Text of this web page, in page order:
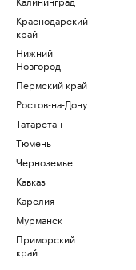
Краснодарский
край
Нижний
Новгород
Пермский край
Ростов-на-Дону
Татарстан
Тюмень
Черноземье
Кавказ
Карелия
Мурманск
Приморский
край